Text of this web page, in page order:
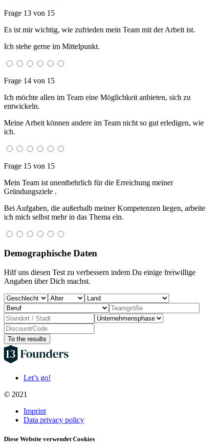
Frage 13 von 15
Es ist mir wichtig, wie zufrieden mein Team mit der Arbeit ist.
Ich stehe gerne im Mittelpunkt.
Frage 14 von 15
Ich möchte allen im Team eine Möglichkeit anbieten, sich zu
entwickeln.
Meine Arbeit können andere im Team nicht so gut erledigen, wie
ich.
Frage 15 von 15
Mein Team ist unentbehrlich für die Erreichung meiner
Gründungsziele .
Bei Aufgaben, die außerhalb meiner Kompetenzen liegen, arbeite
ich mich selbst mehr in das Thema ein.
Demographische Daten
Hilf uns diesen Test zu verbessern indem Du einige freiwillige
Angaben über Dich machst.
Let’s go!
© 2021
Imprint
Data privacy policy
Diese Website verwendet Cookies